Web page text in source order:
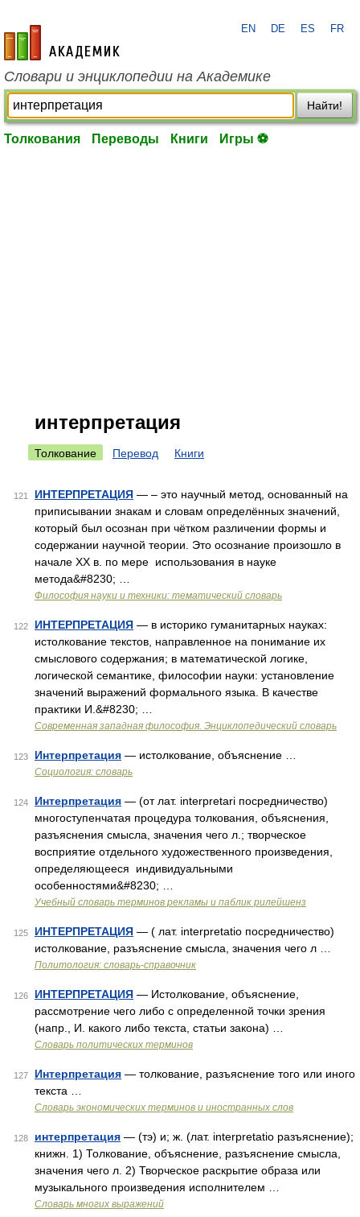
academic.ru
EN DE ES FR
Словари и энциклопедии на Академике
Найти!
Толкования Переводы Книги Игры ⚽
интерпретация
Толкование Перевод Книги
121 ИНТЕРПРЕТАЦИЯ — – это научный метод, основанный на
приписывании знакам и словам определённых значений,
который был осознан при чётком различении формы и
содержании научной теории. Это осознание произошло в
начале XX в. по мере использования в науке
метода&#8230; …
Философия науки и техники: тематический словарь
122 ИНТЕРПРЕТАЦИЯ — в историко гуманитарных науках:
истолкование текстов, направленное на понимание их
смыслового содержания; в математической логике,
логической семантике, философии науки: установление
значений выражений формального языка. В качестве
практики И.&#8230; …
Современная западная философия. Энциклопедический словарь
123 Интерпретация — истолкование, объяснение …
Социология: словарь
124 Интерпретация — (от лат. interpretari посредничество)
многоступенчатая процедура толкования, объяснения,
разъяснения смысла, значения чего л.; творческое
восприятие отдельного художественного произведения,
определяющееся индивидуальными
особенностями&#8230; …
Учебный словарь терминов рекламы и паблик рилейшенз
125 ИНТЕРПРЕТАЦИЯ — ( лат. interpretatio посредничество)
истолкование, разъяснение смысла, значения чего л …
Политология: словарь-справочник
126 ИНТЕРПРЕТАЦИЯ — Истолкование, объяснение,
рассмотрение чего либо с определенной точки зрения
(напр., И. какого либо текста, статьи закона) …
Словарь политических терминов
127 Интерпретация — толкование, разъяснение того или иного
текста …
Словарь экономических терминов и иностранных слов
128 интерпретация — (тэ) и; ж. (лат. interpretatio разъяснение);
книжн. 1) Толкование, объяснение, разъяснение смысла,
значения чего л. 2) Творческое раскрытие образа или
музыкального произведения исполнителем …
Словарь многих выражений